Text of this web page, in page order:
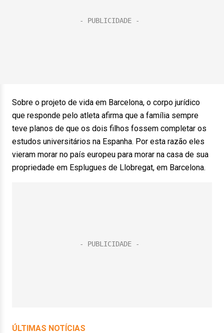
Sobre o projeto de vida em Barcelona, o corpo jurídico
que responde pelo atleta afirma que a família sempre
teve planos de que os dois filhos fossem completar os
estudos universitários na Espanha. Por esta razão eles
vieram morar no país europeu para morar na casa de sua
propriedade em Esplugues de Llobregat, em Barcelona.